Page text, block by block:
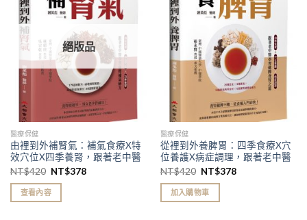
絕版品
醫療保健
由裡到外補腎氣：補氣食療X特
效穴位X四季養腎，跟著老中醫
學習強腎補氣妙方
NT$420 NT$378
查看內容
醫療保健
從裡到外養脾胃：四季食療X穴
位養護X病症調理，跟著老中醫
學習健脾養胃之道
NT$420 NT$378
加入購物車